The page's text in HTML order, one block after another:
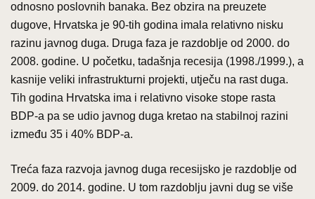
odnosno poslovnih banaka. Bez obzira na preuzete
dugove, Hrvatska je 90-tih godina imala relativno nisku
razinu javnog duga. Druga faza je razdoblje od 2000. do
2008. godine. U početku, tadašnja recesija (1998./1999.), a
kasnije veliki infrastrukturni projekti, utječu na rast duga.
Tih godina Hrvatska ima i relativno visoke stope rasta
BDP-a pa se udio javnog duga kretao na stabilnoj razini
između 35 i 40% BDP-a.
Treća faza razvoja javnog duga recesijsko je razdoblje od
2009. do 2014. godine. U tom razdoblju javni dug se više